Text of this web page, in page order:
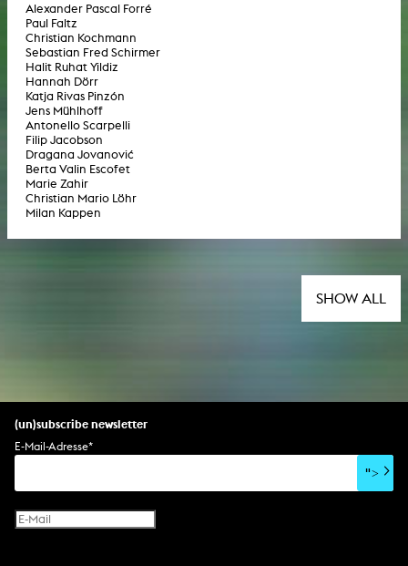
Alexander Pascal Forré
Paul Faltz
Christian Kochmann
Sebastian Fred Schirmer
Halit Ruhat Yildiz
Hannah Dörr
Katja Rivas Pinzón
Jens Mühlhoff
Antonello Scarpelli
Filip Jacobson
Dragana Jovanović
Berta Valin Escofet
Marie Zahir
Christian Mario Löhr
Milan Kappen
SHOW ALL
(un)subscribe newsletter
E-Mail-Adresse*
">